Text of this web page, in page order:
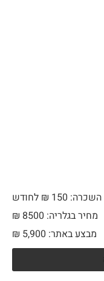
השכרה: 150 ₪ לחודש
מחיר בגלריה: 8500 ₪
מבצע באתר:
₪ 5,900